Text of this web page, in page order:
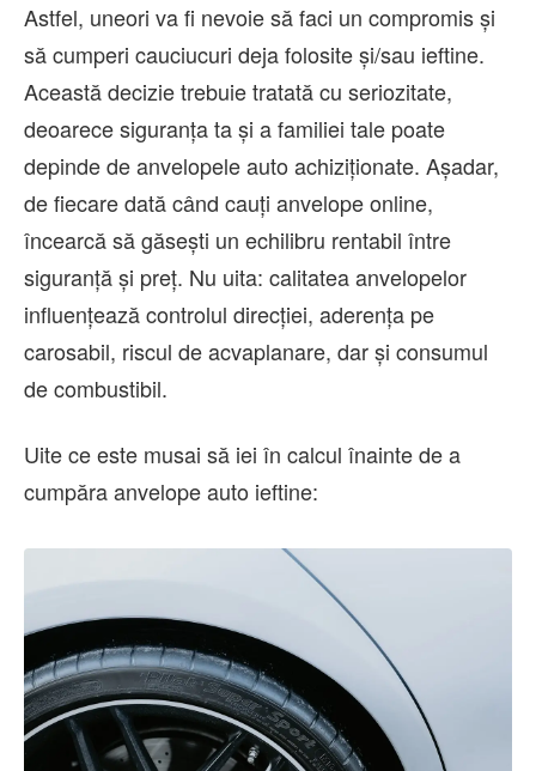
Astfel, uneori va fi nevoie să faci un compromis și
să cumperi cauciucuri deja folosite și/sau ieftine.
Această decizie trebuie tratată cu seriozitate,
deoarece siguranța ta și a familiei tale poate
depinde de anvelopele auto achiziționate. Așadar,
de fiecare dată când cauți anvelope online,
încearcă să găsești un echilibru rentabil între
siguranță și preț. Nu uita: calitatea anvelopelor
influențează controlul direcției, aderența pe
carosabil, riscul de acvaplanare, dar și consumul
de combustibil.
Uite ce este musai să iei în calcul înainte de a
cumpăra anvelope auto ieftine: